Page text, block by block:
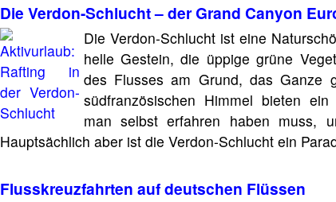
Die Verdon-Schlucht – der Grand Canyon
Die Verdon-Schlucht ist eine
helle Gestein, die üppige grüne
des Flusses am Grund, das Ganze
südfranzösischen Himmel bieten
man selbst erfahren haben muss,
Hauptsächlich aber ist die Verdon-Schlucht ein
Flusskreuzfahrten auf deutschen Flüssen